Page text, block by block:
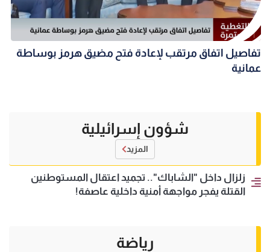
تفاصيل اتفاق مرتقب لإعادة فتح مضيق هرمز بوساطة
عمانية
شؤون إسرائيلية
المزيد
زلزال داخل "الشاباك".. تجميد اعتقال المستوطنين
القتلة يفجر مواجهة أمنية داخلية عاصفة!
رياضة